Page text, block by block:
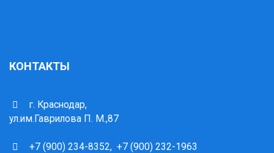
КОНТАКТЫ
г. Краснодар,
ул.им.Гаврилова П. М.,87
+7 (900) 234-8352, +7 (900) 232-1963